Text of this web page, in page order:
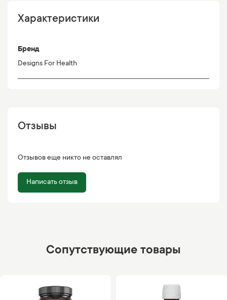
Характеристики
Бренд
Designs For Health
Отзывы
Отзывов еще никто не оставлял
Написать отзыв
Сопутствующие товары